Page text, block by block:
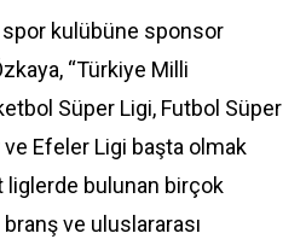
spor kulübüne sponsor
“Türkiye Milli
Süper Ligi, Futbol Süper
Efeler Ligi başta olmak
liglerde bulunan birçok
branş ve uluslararası